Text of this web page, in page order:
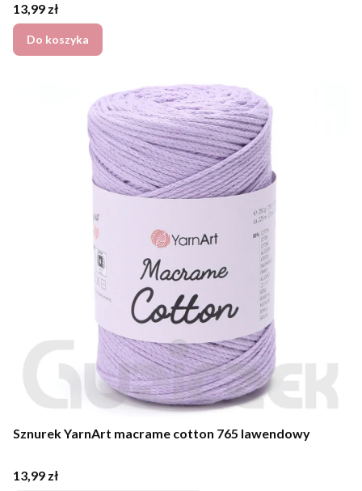
Cena
13,99 zł
Do koszyka
Sznurek YarnArt macrame cotton 765 lawendowy
Cena
13,99 zł